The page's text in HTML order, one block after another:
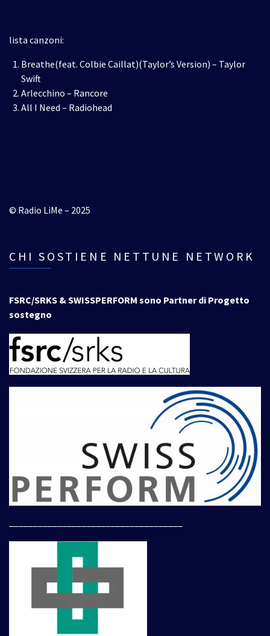
lista canzoni:
Breathe(feat. Colbie Caillat)(Taylor’s Version) – Taylor
Swift
Arlecchino – Rancore
All I Need – Radiohead
© Radio LiMe – 2025
CHI SOSTIENE NETTUNE NETWORK
FSRC/SRKS & SWISSPERFORM sono Partner di Progetto
sostegno